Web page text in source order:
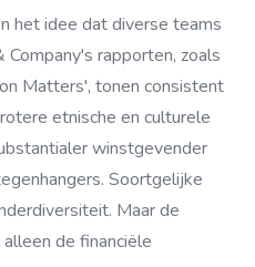
het idee dat diverse teams
rapporten, zoals
Matters', tonen consistent
etnische en culturele
winstgevender
Soortgelijke
Maar de
de financiële